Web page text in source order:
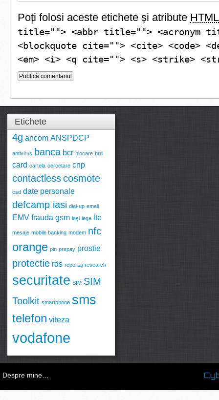
Poți folosi aceste etichete și atribute HTML
title=""> <abbr title=""> <acronym
<blockquote cite=""> <cite> <code>
<em> <i> <q cite=""> <s> <strike>
Etichete
4g ancom ANSPDCP
antivirus banca bcr blocare brd
card cartela cercetare cnp
contactlesscosmote
csd date personale
defcamp iasi dial-up email
EMV frauda gsm iaşi lege lte
mesaje mobile banking modem nfc
orange pin prepay prostie
protectie rds reportaj research
securitate SIM SIM
Toolkit smartphone sms
telefon viteza
vodafone
Despre mine…